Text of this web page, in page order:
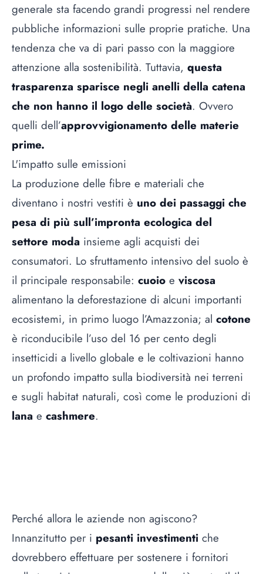
generale sta facendo grandi progressi nel rendere
pubbliche informazioni sulle proprie pratiche. Una
tendenza che va di pari passo con la maggiore
attenzione alla sostenibilità. Tuttavia, questa
trasparenza sparisce negli anelli della catena
che non hanno il logo delle società. Ovvero
quelli dell’approvvigionamento delle materie
prime.
L'impatto sulle emissioni
La produzione delle fibre e materiali che
diventano i nostri vestiti è uno dei passaggi che
pesa di più sull’impronta ecologica del
settore moda insieme agli acquisti dei
consumatori. Lo sfruttamento intensivo del suolo è
il principale responsabile: cuoio e viscosa
alimentano la deforestazione di alcuni importanti
ecosistemi, in primo luogo l’Amazzonia; al cotone
è riconducibile l’uso del 16 per cento degli
insetticidi a livello globale e le coltivazioni hanno
un profondo impatto sulla biodiversità nei terreni
e sugli habitat naturali, così come le produzioni di
lana e cashmere.
Perché allora le aziende non agiscono?
Innanzitutto per i pesanti investimenti che
dovrebbero effettuare per sostenere i fornitori